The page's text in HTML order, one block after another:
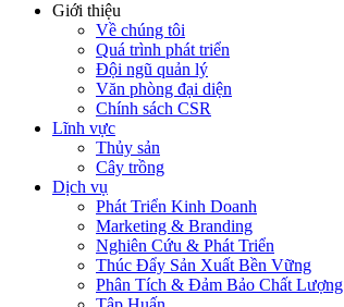
Giới thiệu
Về chúng tôi
Quá trình phát triển
Đội ngũ quản lý
Văn phòng đại diện
Chính sách CSR
Lĩnh vực
Thủy sản
Cây trồng
Dịch vụ
Phát Triển Kinh Doanh
Marketing & Branding
Nghiên Cứu & Phát Triển
Thúc Đẩy Sản Xuất Bền Vững
Phân Tích & Đảm Bảo Chất Lượng